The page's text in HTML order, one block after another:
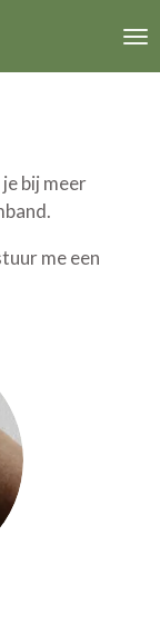
bij meer
me een